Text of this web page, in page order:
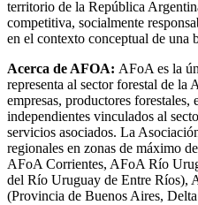
territorio de la República
competitiva, socialmente
en el contexto conceptual de una
Acerca de AFOA: AFoA es la
representa al sector forestal de la
empresas, productores forestales,
independientes vinculados al
servicios asociados. La
regionales en zonas de máximo
AFoA Corrientes, AFoA Río
del Río Uruguay de Entre Ríos),
(Provincia de Buenos Aires,